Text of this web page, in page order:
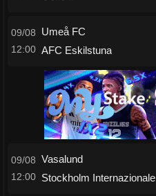
09/08
12:00
Umeå FC
AFC Eskilstuna
09/08
12:00
Vasalund
Stockholm Internazionale